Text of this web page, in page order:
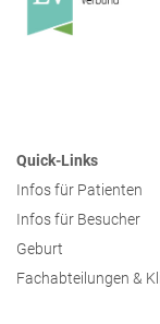
Quick-Links
Infos für Patienten
Infos für Besucher
Geburt
Fachabteilungen &